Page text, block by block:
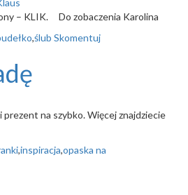
– KLIK. Do zobaczenia Karolina
,ślub Skomentuj
prezent na szybko. Więcej znajdziecie
,inspiracja,opaska na